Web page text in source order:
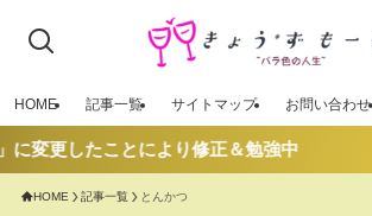
HOME 記事一覧 サイトマップ お問い合わせ
変更したことにより修正＆勉強中
HOME 記事一覧 とんかつ